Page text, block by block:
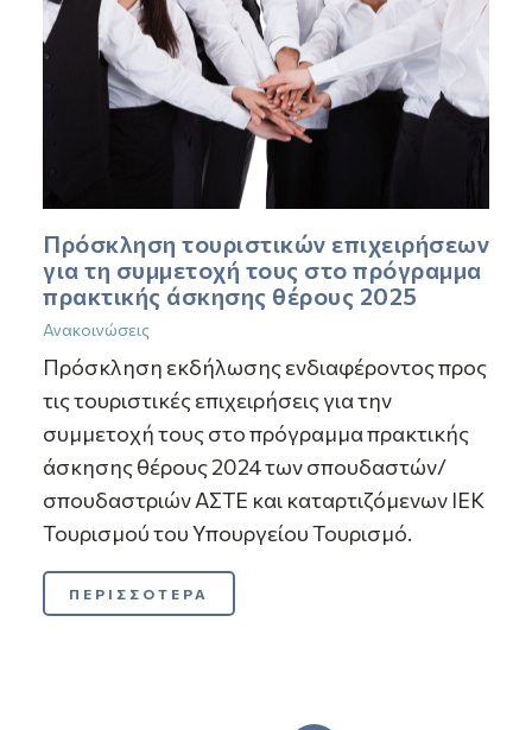
Πρόσκληση τουριστικών επιχειρήσεων
για τη συμμετοχή τους στο πρόγραμμα
πρακτικής άσκησης θέρους 2025
Ανακοινώσεις
Πρόσκληση εκδήλωσης ενδιαφέροντος προς
τις τουριστικές επιχειρήσεις για την
συμμετοχή τους στο πρόγραμμα πρακτικής
άσκησης θέρους 2024 των σπουδαστών/
σπουδαστριών ΑΣΤΕ και καταρτιζόμενων ΙΕΚ
Τουρισμού του Υπουργείου Τουρισμό.
ΠΕΡΙΣΣΟΤΕΡΑ